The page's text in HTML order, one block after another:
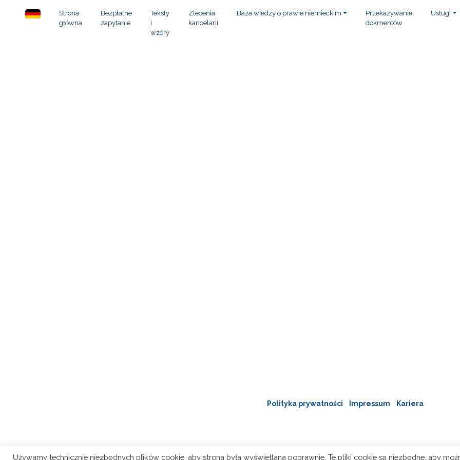
Strona
główna
Bezpłatne
zapytanie
Teksty
i
wzory
Zlecenia
kancelarii
Baza wiedzy o prawie niemieckim
Przekazywanie
dokmentów
Usługi
Polityka prywatności Impressum Kariera
Używamy technicznie niezbędnych plików cookie, aby strona była wyświetlana poprawnie. Te pliki cookie są niezbędne, aby